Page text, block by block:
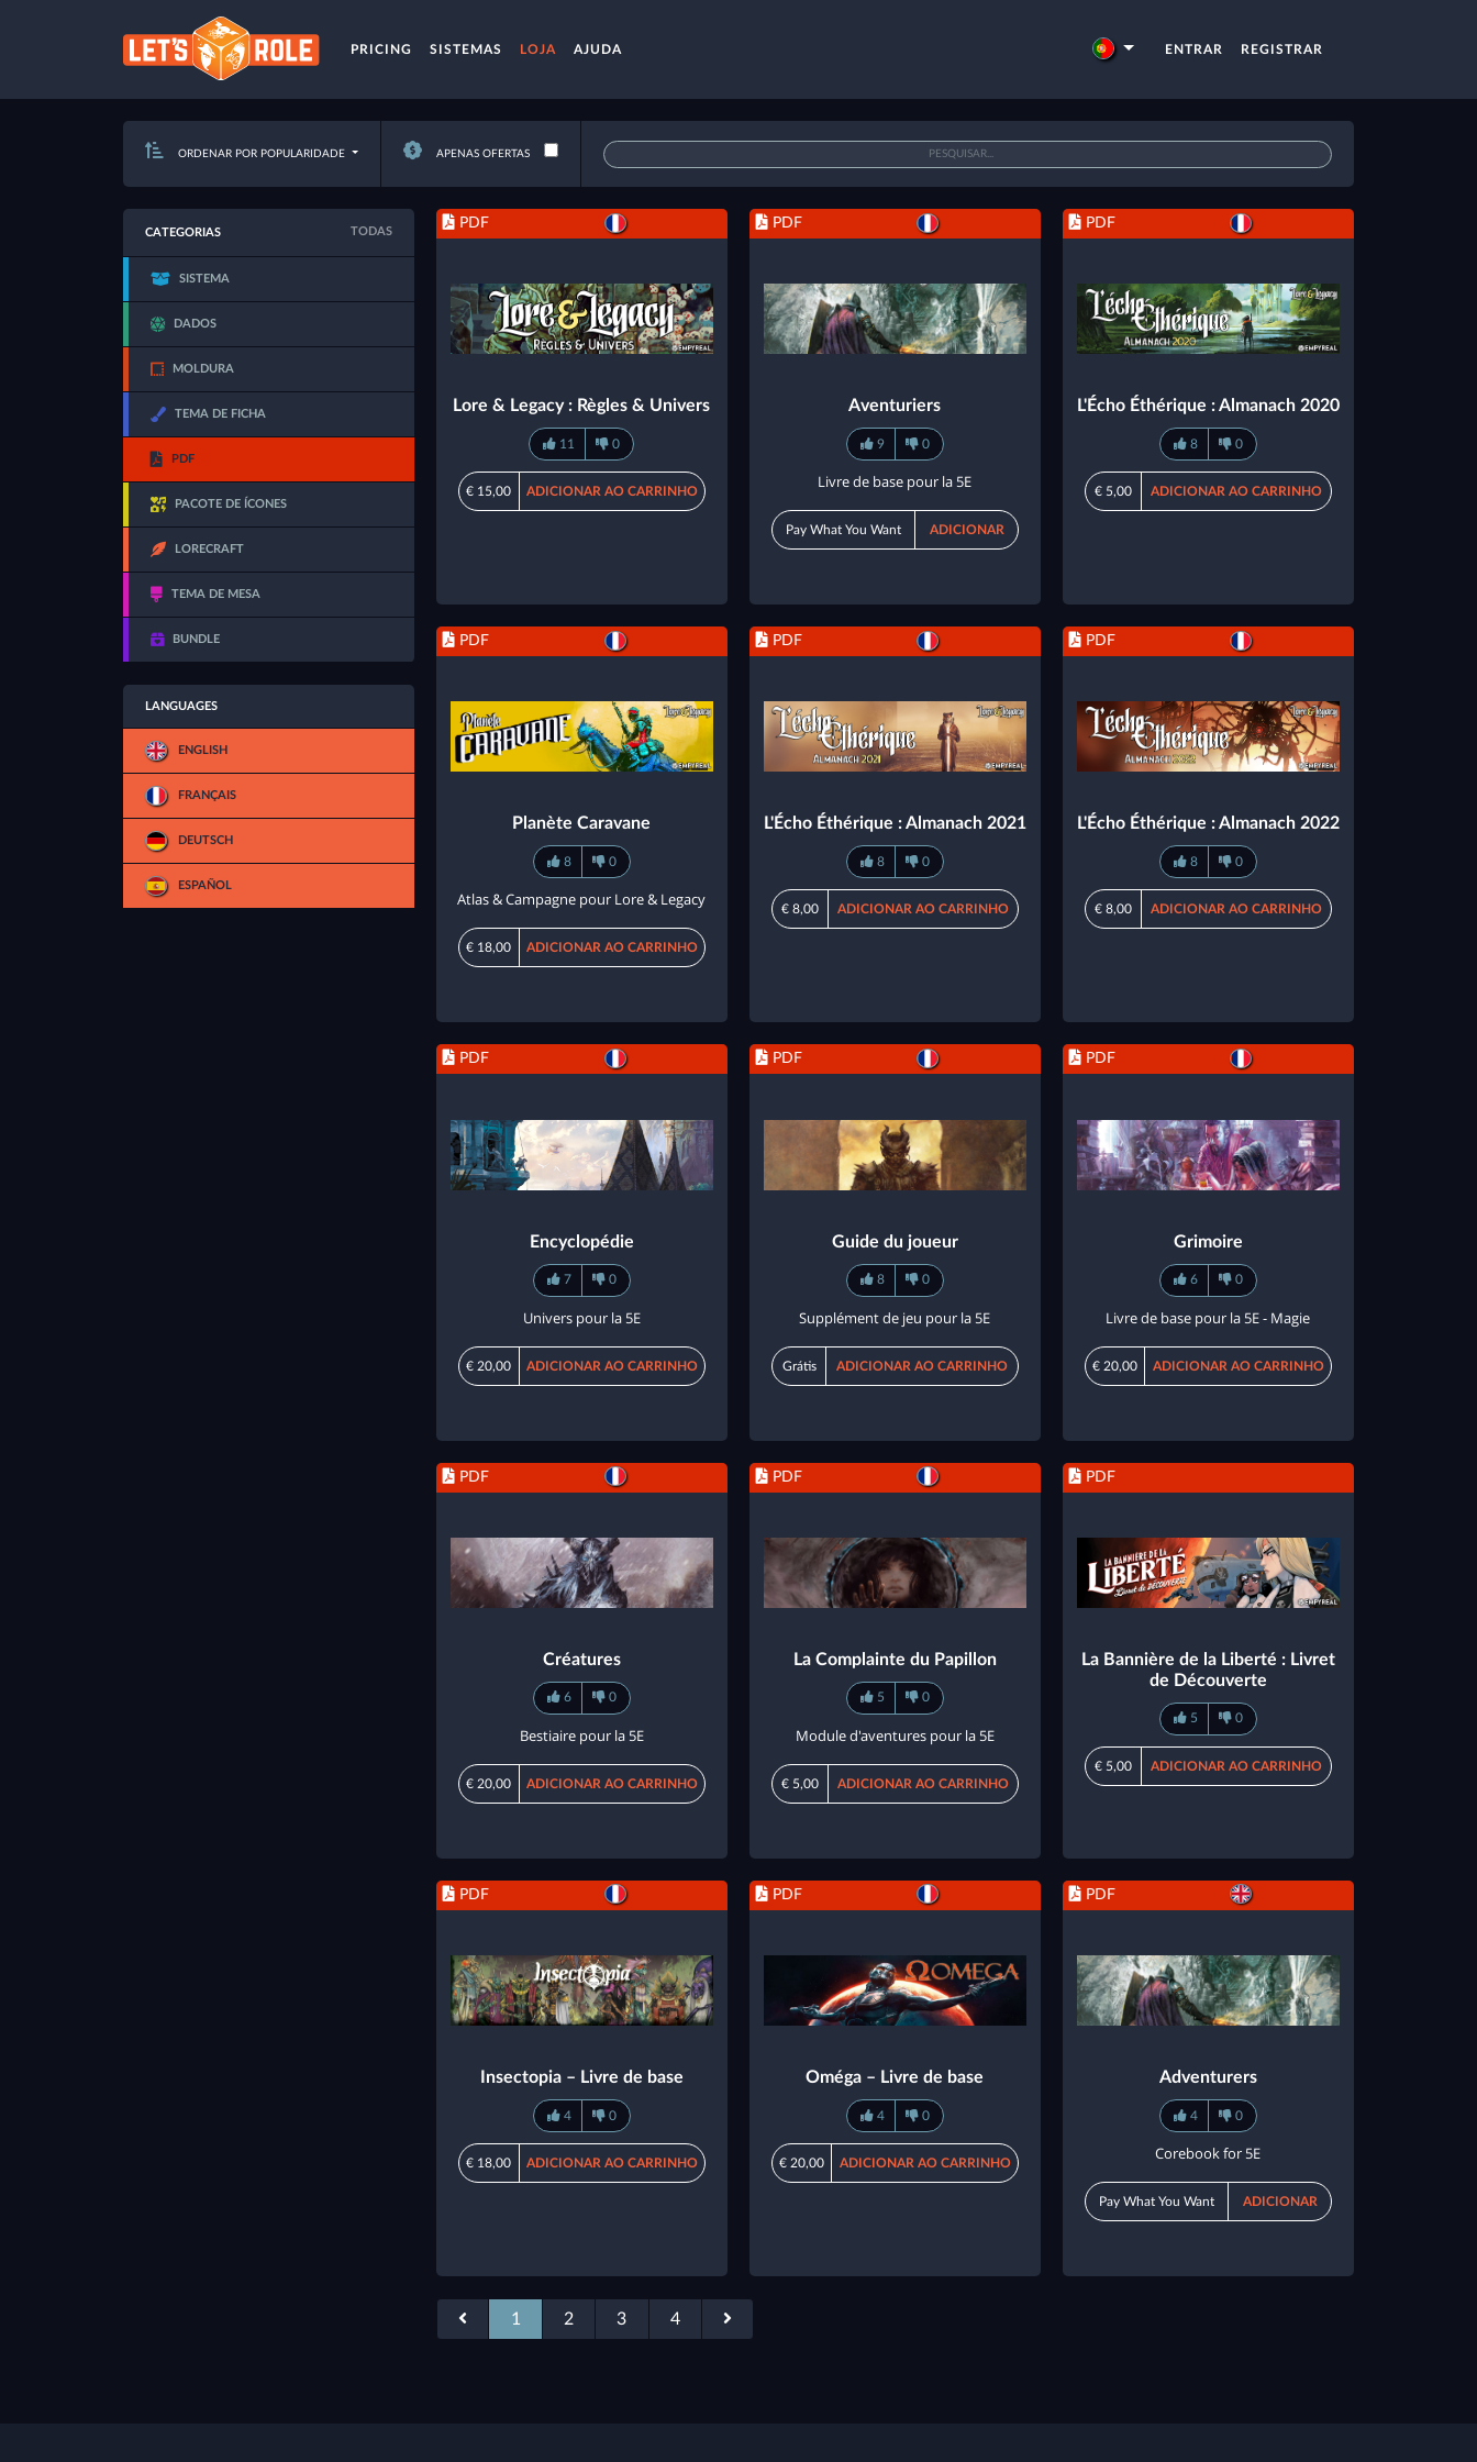
PRICING SISTEMAS LOJA AJUDA ENTRAR REGISTRAR
ORDENAR POR POPULARIDADE APENAS OFERTAS
CATEGORIAS TODAS
SISTEMA
DADOS
MOLDURA
TEMA DE FICHA
PDF
PACOTE DE ÍCONES
LORECRAFT
TEMA DE MESA
BUNDLE
LANGUAGES
ENGLISH
FRANÇAIS
DEUTSCH
ESPAÑOL
PDF
Lore & Legacy : Règles & Univers
11 0
€ 15,00 ADICIONAR AO CARRINHO
PDF
Aventuriers
9 0
Livre de base pour la 5E
Pay What You Want ADICIONAR
PDF
L'Écho Éthérique : Almanach 2020
8 0
€ 5,00 ADICIONAR AO CARRINHO
PDF
Planète Caravane
8 0
Atlas & Campagne pour Lore & Legacy
€ 18,00 ADICIONAR AO CARRINHO
PDF
L'Écho Éthérique : Almanach 2021
8 0
€ 8,00 ADICIONAR AO CARRINHO
PDF
L'Écho Éthérique : Almanach 2022
8 0
€ 8,00 ADICIONAR AO CARRINHO
PDF
Encyclopédie
7 0
Univers pour la 5E
€ 20,00 ADICIONAR AO CARRINHO
PDF
Guide du joueur
8 0
Supplément de jeu pour la 5E
Grátis ADICIONAR AO CARRINHO
PDF
Grimoire
6 0
Livre de base pour la 5E - Magie
€ 20,00 ADICIONAR AO CARRINHO
PDF
Créatures
6 0
Bestiaire pour la 5E
€ 20,00 ADICIONAR AO CARRINHO
PDF
La Complainte du Papillon
5 0
Module d'aventures pour la 5E
€ 5,00 ADICIONAR AO CARRINHO
PDF
La Bannière de la Liberté : Livret
de Découverte
5 0
€ 5,00 ADICIONAR AO CARRINHO
PDF
Insectopia – Livre de base
4 0
€ 18,00 ADICIONAR AO CARRINHO
PDF
Oméga – Livre de base
4 0
€ 20,00 ADICIONAR AO CARRINHO
PDF
Adventurers
4 0
Corebook for 5E
Pay What You Want ADICIONAR
1 2 3 4